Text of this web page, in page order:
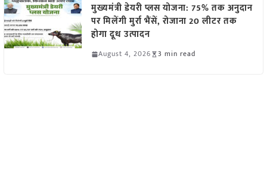
मुख्यमंत्री डेयरी प्लस योजना: 75% तक अनुदान
पर मिलेंगी मुर्रा भैंसें, रोजाना 20 लीटर तक
होगा दूध उत्पादन
August 4, 2026 3 min read